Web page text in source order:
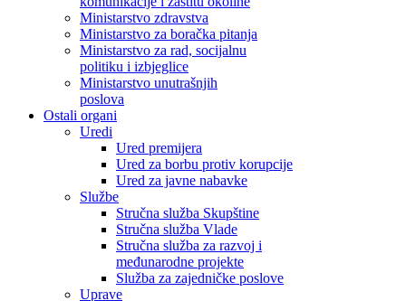
Ministarstvo zdravstva
Ministarstvo za boračka pitanja
Ministarstvo za rad, socijalnu
politiku i izbjeglice
Ministarstvo unutrašnjih
poslova
Ostali organi
Uredi
Ured premijera
Ured za borbu protiv korupcije
Ured za javne nabavke
Službe
Stručna služba Skupštine
Stručna služba Vlade
Stručna služba za razvoj i
međunarodne projekte
Služba za zajedničke poslove
Uprave